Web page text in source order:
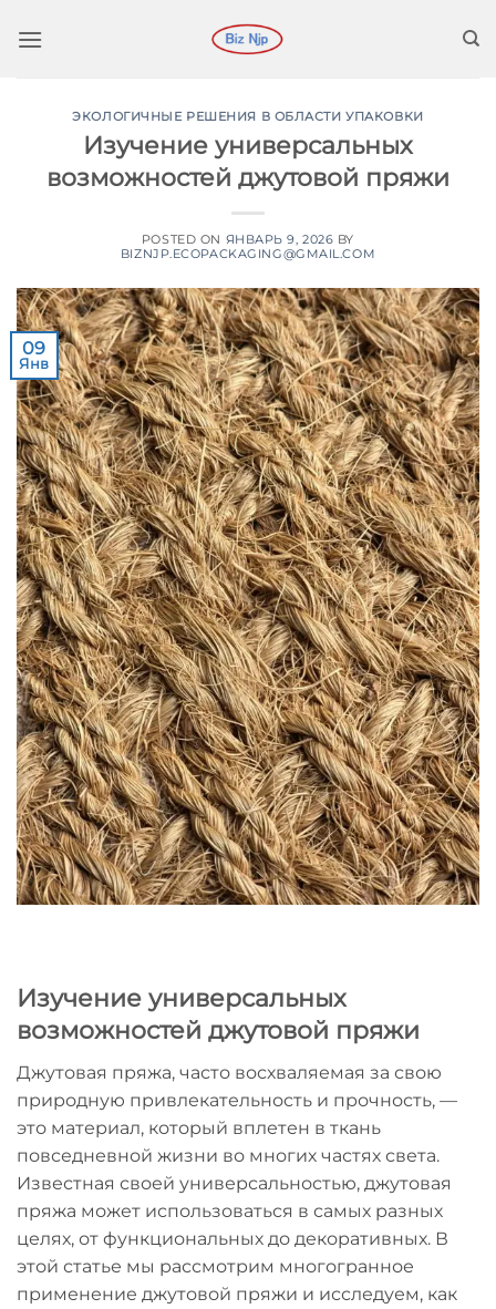
ЭКОЛОГИЧНЫЕ РЕШЕНИЯ В ОБЛАСТИ УПАКОВКИ
Изучение универсальных
возможностей джутовой пряжи
POSTED ON ЯНВАРЬ 9, 2026 BY
BIZNJP.ECOPACKAGING@GMAIL.COM
09
Янв
Изучение универсальных
возможностей джутовой пряжи
Джутовая пряжа, часто восхваляемая за свою
природную привлекательность и прочность, —
это материал, который вплетен в ткань
повседневной жизни во многих частях света.
Известная своей универсальностью, джутовая
пряжа может использоваться в самых разных
целях, от функциональных до декоративных. В
этой статье мы рассмотрим многогранное
применение джутовой пряжи и исследуем, как